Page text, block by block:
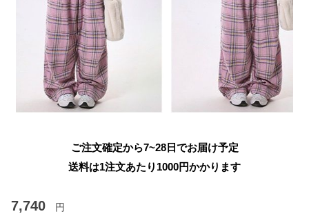
ご注文確定から7~28日でお届け予定
送料は1注文あたり 1000円かかります
7,740 円